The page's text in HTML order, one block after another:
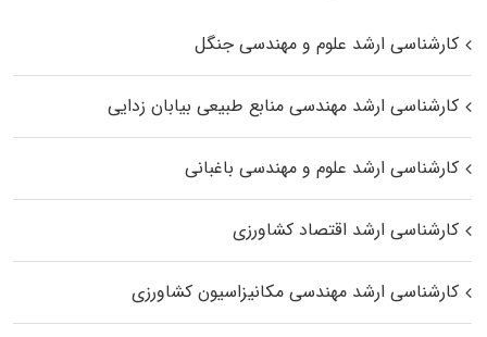
کارشناسی ارشد علوم و مهندسی جنگل
کارشناسی ارشد مهندسی منابع طبیعی بیابان زدایی
کارشناسی ارشد علوم و مهندسی باغبانی
کارشناسی ارشد اقتصاد کشاورزی
کارشناسی ارشد مهندسی مکانیزاسیون کشاورزی